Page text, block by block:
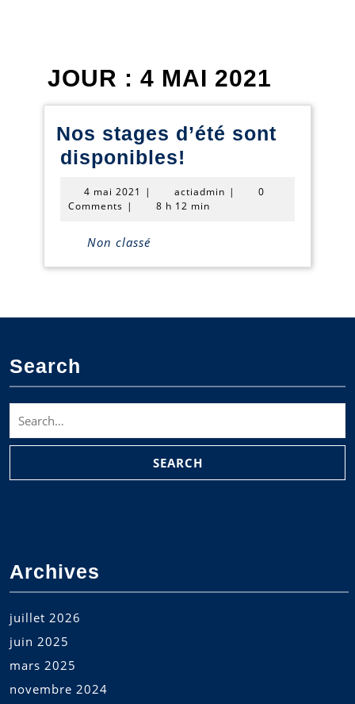
JOUR : 4 MAI 2021
Nos stages d’été sont
disponibles!
d’été
4 mai 2021
mai
| actiadmin actiadmin
|
0
Comments | 8 h 12 min
Non classé
Search
for:
Archives
juillet 2026
juin 2025
mars 2025
novembre 2024